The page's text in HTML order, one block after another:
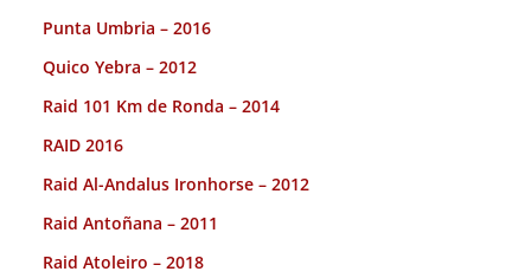
Punta Umbria – 2016
Quico Yebra – 2012
Raid 101 Km de Ronda – 2014
RAID 2016
Raid Al-Andalus Ironhorse – 2012
Raid Antoñana – 2011
Raid Atoleiro – 2018